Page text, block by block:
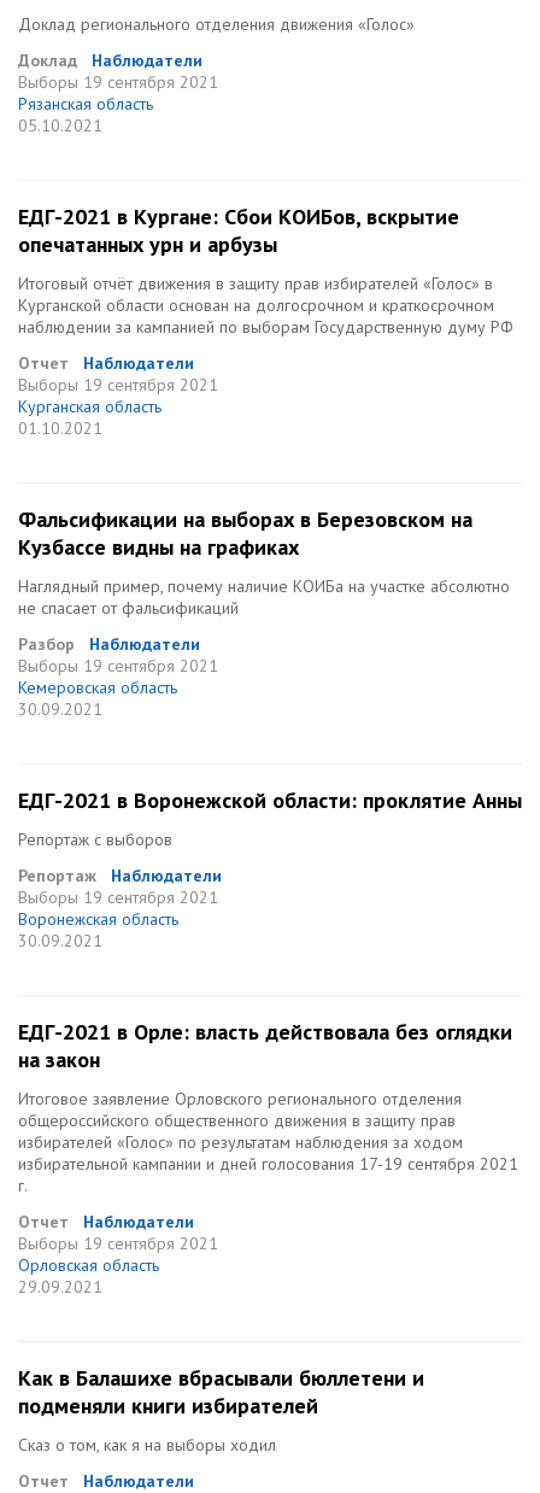
Доклад регионального отделения движения «Голос»
Доклад
Наблюдатели
Выборы 19 сентября 2021
Рязанская область
05.10.2021
ЕДГ-2021 в Кургане: Сбои КОИБов, вскрытие
опечатанных урн и арбузы
Итоговый отчёт движения в защиту прав избирателей «Голос» в
Курганской области основан на долгосрочном и краткосрочном
наблюдении за кампанией по выборам Государственную думу РФ
Отчет
Наблюдатели
Выборы 19 сентября 2021
Курганская область
01.10.2021
Фальсификации на выборах в Березовском на
Кузбассе видны на графиках
Наглядный пример, почему наличие КОИБа на участке абсолютно
не спасает от фальсификаций
Разбор
Наблюдатели
Выборы 19 сентября 2021
Кемеровская область
30.09.2021
ЕДГ-2021 в Воронежской области: проклятие Анны
Репортаж с выборов
Репортаж
Наблюдатели
Выборы 19 сентября 2021
Воронежская область
30.09.2021
ЕДГ-2021 в Орле: власть действовала без оглядки
на закон
Итоговое заявление Орловского регионального отделения
общероссийского общественного движения в защиту прав
избирателей «Голос» по результатам наблюдения за ходом
избирательной кампании и дней голосования 17-19 сентября 2021
г.
Отчет
Наблюдатели
Выборы 19 сентября 2021
Орловская область
29.09.2021
Как в Балашихе вбрасывали бюллетени и
подменяли книги избирателей
Сказ о том, как я на выборы ходил
Отчет
Наблюдатели